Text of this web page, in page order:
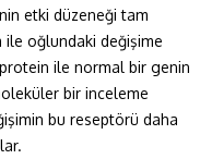
etki düzeneği tam
ile oğlundaki değişime
ile normal bir genin
bir inceleme
bu reseptörü daha